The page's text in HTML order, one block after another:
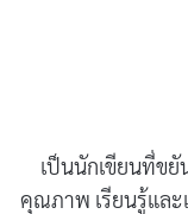
สำหรับตัวโถบดนั้น
ไขควงช่วย) จากนั้
ด้วยผ้าแห้งเพื่อดูด
เพื่อป้องกันสนิม แ
นั้น ผึ่งลมให้ทุกชิ้น
เป็นนักเขียนที่ข
คุณภาพ เรียนรู้และ